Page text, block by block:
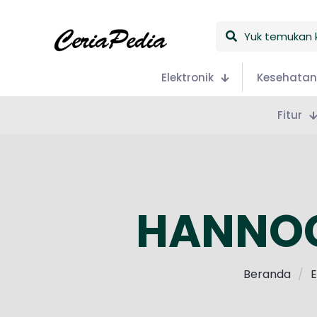
Yuk
keceriaan
Elektronik
Fitur
Beranda /